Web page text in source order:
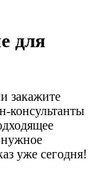
для
закажите
консультанты
нужное
уже сегодня!